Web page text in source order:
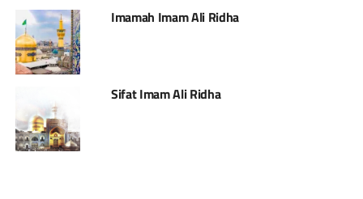
Imamah Imam Ali Ridha
Sifat Imam Ali Ridha